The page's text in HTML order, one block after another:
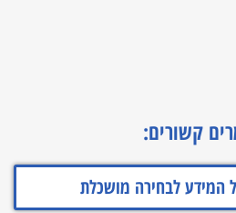
קשורים:
המידע לבחירה מושכלת